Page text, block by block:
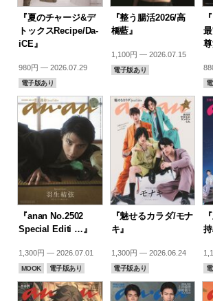
『夏のチャージ&デ
トックスRecipe/Da-
iCE』
980円 — 2026.07.29
電子版あり
『整う腸活2026/高
橋藍』
1,100円 — 2026.07.15
電子版あり
『anan No.2502
Special Editi …』
1,300円 — 2026.07.01
MOOK 電子版あり
『魅せるカラダ/モナ
キ』
1,300円 — 2026.06.24
電子版あり